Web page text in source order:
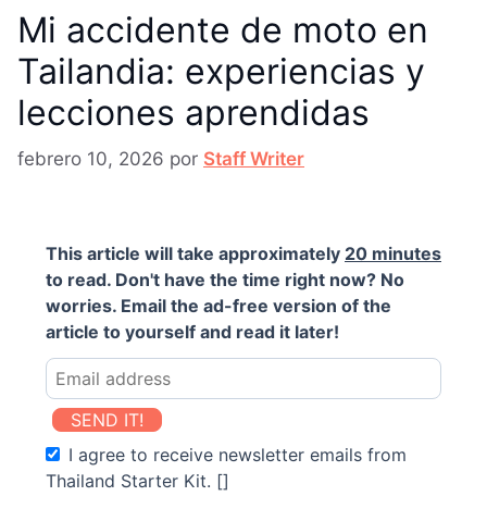
Mi accidente de moto en
Tailandia: experiencias y
lecciones aprendidas
febrero 10, 2026 por Staff Writer
This article will take approximately 20 minutes
to read. Don't have the time right now? No
worries. Email the ad-free version of the
article to yourself and read it later!
SEND IT!
I agree to receive newsletter emails from
Thailand Starter Kit. []